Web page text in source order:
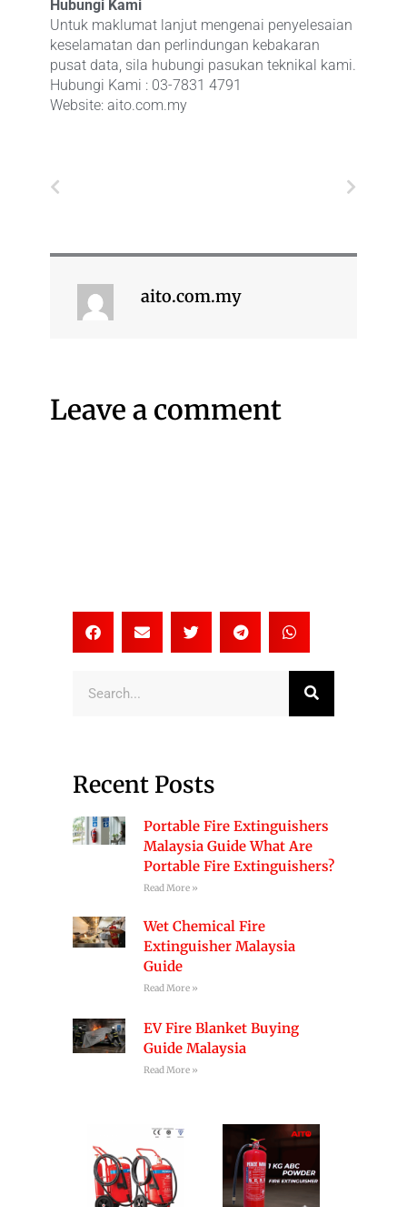
Hubungi Kami
Untuk maklumat lanjut mengenai penyelesaian
keselamatan dan perlindungan kebakaran
pusat data, sila hubungi pasukan teknikal kami.
Hubungi Kami : 03-7831 4791
Website: aito.com.my
aito.com.my
Leave a comment
Search
Recent Posts
Portable Fire Extinguishers
Malaysia Guide What Are
Portable Fire Extinguishers?
Read More »
Wet Chemical Fire
Extinguisher Malaysia
Guide
Read More »
EV Fire Blanket Buying
Guide Malaysia
Read More »